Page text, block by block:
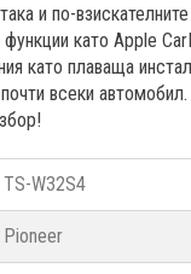
и по-
като Apple
като плаваща
всеки
TS-W32S4
Pioneer